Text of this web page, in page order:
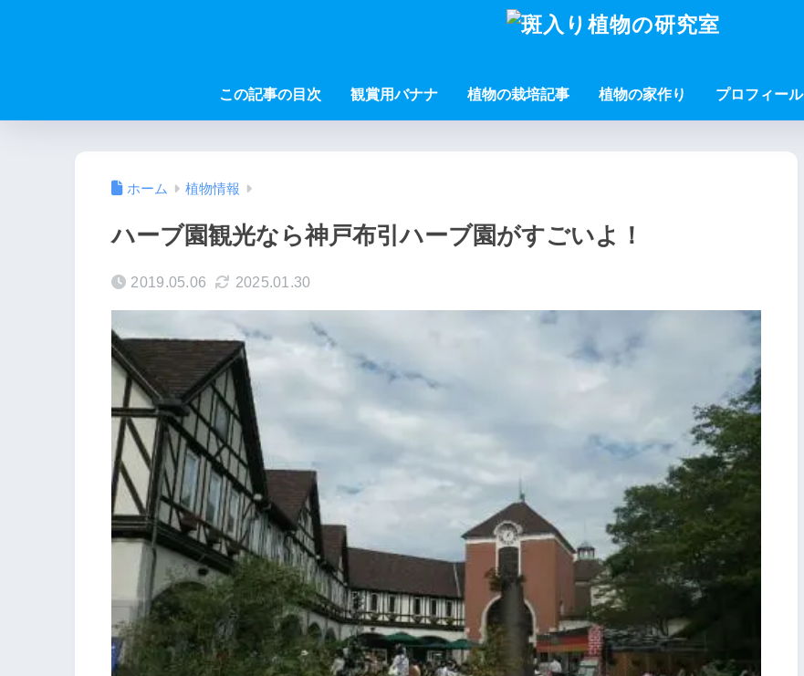
この記事の目次 観賞用バナナ 植物の栽培記事 植物の家作り プロフィール
ホーム 植物情報
ハーブ園観光なら神戸布引ハーブ園がすごいよ！
2019.05.06 2025.01.30